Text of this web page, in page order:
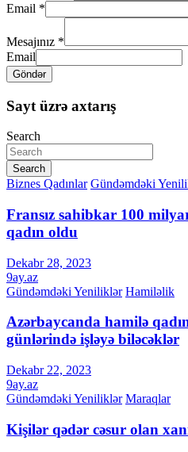
Email *
Mesajınız *
Email
Göndər
Sayt üzrə axtarış
Search
Search
Biznes Qadınlar Gündəmdəki
Fransız sahibkar 100
qadın oldu
Dekabr 28, 2023
9ay.az
Gündəmdəki Yeniliklər Hamiləlik
Azərbaycanda hamilə
günlərində işləyə biləcəklər
Dekabr 22, 2023
9ay.az
Gündəmdəki Yeniliklər Maraqlar
Kişilər qədər cəsur olan